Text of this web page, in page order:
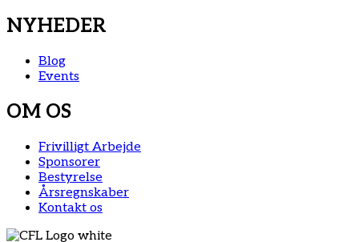
NYHEDER
Blog
Events
OM OS
Frivilligt Arbejde
Sponsorer
Bestyrelse
Årsregnskaber
Kontakt os